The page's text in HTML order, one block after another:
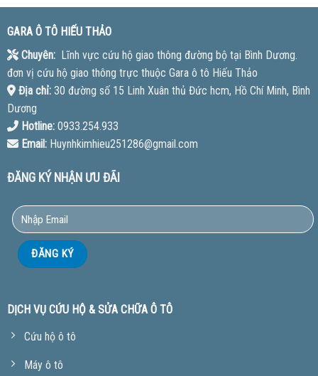
GARA Ô TÔ HIẾU THẢO
Chuyên:Lĩnh vực cứu hộ giao thông đường bộ tại Bình Dương.
đơn vị cứu hộ giao thông trực thuộc Gara ô tô Hiếu Thảo
Địa chỉ:30 đường số 15 Linh Xuân thủ Đức hcm, Hồ Chí Minh, Bình
Dương
Hotline:0933.254.933
Email:Huynhkimhieu251286@gmail.com
ĐĂNG KÝ NHẬN ƯU ĐÃI
DỊCH VỤ CỨU HỘ & SỬA CHỮA Ô TÔ
Cứu hộ ô tô
Máy ô tô